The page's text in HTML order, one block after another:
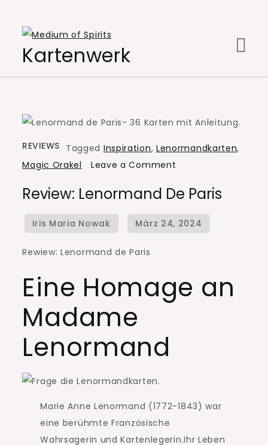
content
Kartenwerk
REVIEWS Tagged Inspiration, Lenormandkarten,
Magic Orakel
Leave a Comment
Lenormand
de
Paris
Review: Lenormand De Paris
Rewiew: Lenormand de Paris
Eine Homage an
Madame
Lenormand
Marie Anne Lenormand (1772-1843) war
eine berühmte Französische
Wahrsagerin und Kartenlegerin.Ihr Leben